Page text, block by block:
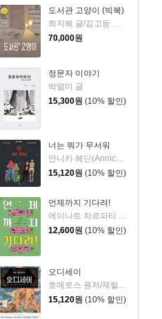
도서관 고양이 (빅북)
70,000원
정문자 이야기
박멀미 글
15,300원 (10% 할인)
너는 뭐가 무서워
안니카 헤딘(Annica Hedin) 글/한나 클린타게 (Hanna Klinthage) 그림
15,120원 (10% 할인)
언제까지 기다려!
12,600원 (10% 할인)
오디세이
호메로스 원저/제럴딘 매코크런 글/김재용 역/장시은 감수
15,120원 (10% 할인)